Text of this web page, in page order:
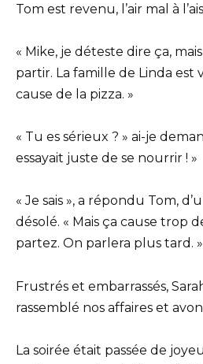
Tom est revenu, l’air mal à
« Mike, je déteste dire ça,
partir. La famille de Linda est
cause de la pizza. »
« Tu es sérieux ? » ai-je
essayait juste de se nourrir ! »
« Je sais », a répondu Tom,
désolé. « Mais ça cause trop
partez. On parlera plus tard. »
Frustrés et embarrassés,
rassemblé nos affaires et
La soirée était passée de